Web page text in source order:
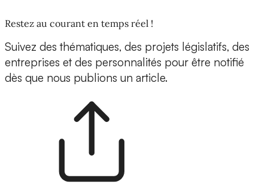
Restez au courant en temps réel !
Suivez des thématiques, des projets législatifs, des
entreprises et des personnalités pour être notifié
dès que nous publions un article.